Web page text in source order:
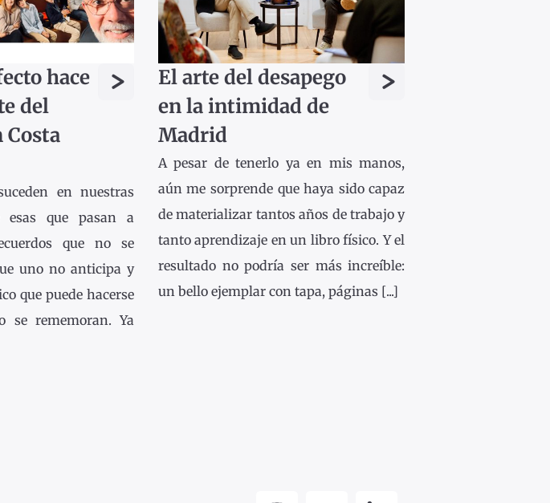
hace
del
Costa
>
en nuestras
esas que pasan a
que no se
uno no anticipa y
que puede hacerse
se rememoran. Ya
El arte del desapego
en la intimidad de
Madrid
>
A pesar de tenerlo ya en mis manos,
aún me sorprende que haya sido capaz
de materializar tantos años de trabajo y
tanto aprendizaje en un libro físico. Y el
resultado no podría ser más increíble:
un bello ejemplar con tapa, páginas [...]